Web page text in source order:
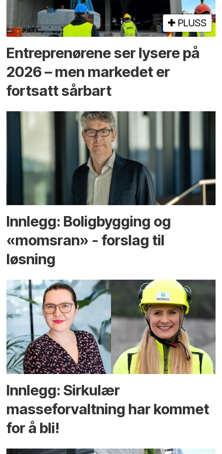
PLUSS
Entreprenørene ser lysere på
2026 – men markedet er
fortsatt sårbart
Innlegg: Boligbygging og
«momsran» - forslag til
løsning
Innlegg: Sirkulær
masseforvaltning har kommet
for å bli!